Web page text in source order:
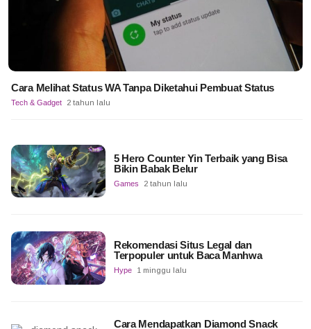
Cara Melihat Status WA Tanpa Diketahui Pembuat Status
Tech & Gadget 2 tahun lalu
5 Hero Counter Yin Terbaik yang Bisa
Bikin Babak Belur
Games 2 tahun lalu
Rekomendasi Situs Legal dan
Terpopuler untuk Baca Manhwa
Hype 1 minggu lalu
Cara Mendapatkan Diamond Snack